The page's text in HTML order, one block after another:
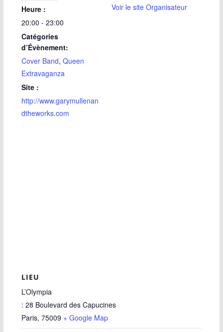
Heure :
20:00 - 23:00
Catégories
d’Évènement:
Cover Band, Queen
Extravaganza
Site :
http://www.garymullenan
dtheworks.com
Voir le site Organisateur
LIEU
L’Olympia
: 28 Boulevard des Capucines
Paris, 75009 + Google Map